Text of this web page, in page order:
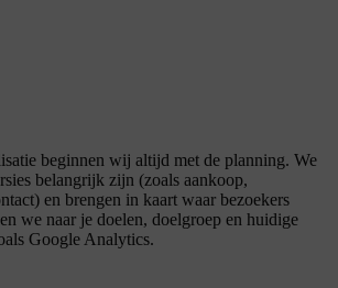
beginnen wij altijd met de planning. We
belangrijk zijn (zoals aankoop,
en brengen in kaart waar bezoekers
we naar je doelen, doelgroep en huidige
Google Analytics.